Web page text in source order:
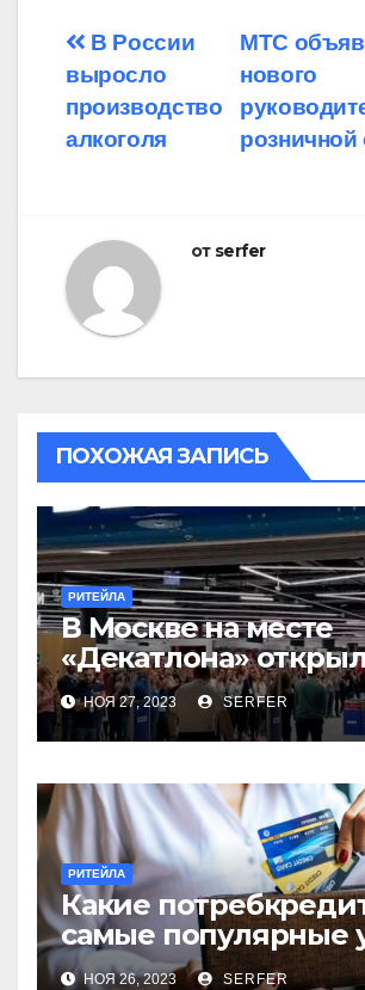
Навигация
по
записям
МТС
нового
розничной
В России
выросло
производство
алкоголя
от serfer
ПОХОЖАЯ ЗАПИСЬ
РИТЕЙЛА
В Москве на месте
«Декатлона»
первый Desport
НОЯ 27, 2023 SERFER
РИТЕЙЛА
Какие
самые популярные
россиян?
НОЯ 26, 2023 SERFER